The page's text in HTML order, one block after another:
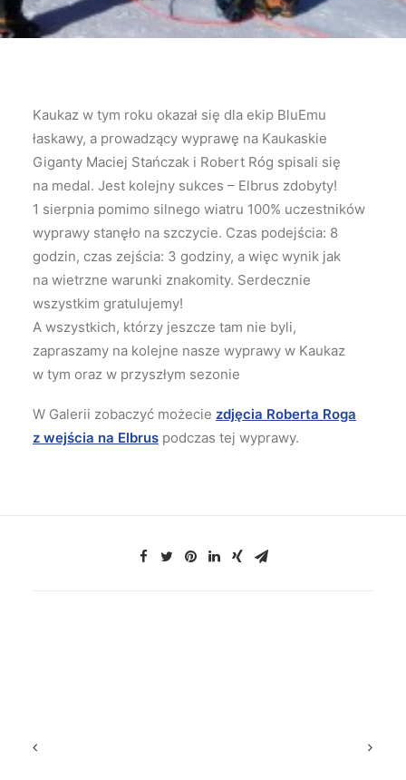
Kaukaz w tym roku okazał się dla ekip BluEmu
łaskawy, a prowadzący wyprawę na Kaukaskie
Giganty Maciej Stańczak i Robert Róg spisali się
na medal. Jest kolejny sukces – Elbrus zdobyty!
1 sierpnia pomimo silnego wiatru 100% uczestników
wyprawy stanęło na szczycie. Czas podejścia: 8
godzin, czas zejścia: 3 godziny, a więc wynik jak
na wietrzne warunki znakomity. Serdecznie
wszystkim gratulujemy!
A wszystkich, którzy jeszcze tam nie byli,
zapraszamy na kolejne nasze wyprawy w Kaukaz
w tym oraz w przyszłym sezonie
W Galerii zobaczyć możecie zdjęcia Roberta Roga
z wejścia na Elbrus podczas tej wyprawy.